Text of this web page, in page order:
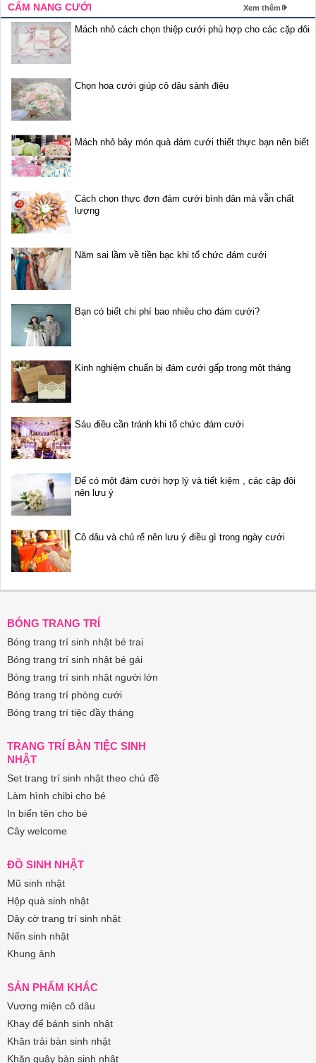
CẨM NANG CƯỚI Xem thêm
Mách nhỏ cách chọn thiệp cưới phù hợp cho các cặp đôi
Chọn hoa cưới giúp cô dâu sành điệu
Mách nhỏ bảy món quà đám cưới thiết thực bạn nên biết
Cách chọn thực đơn đám cưới bình dân mà vẫn chất
lượng
Năm sai lầm về tiền bạc khi tổ chức đám cưới
Bạn có biết chi phí bao nhiêu cho đám cưới?
Kinh nghiệm chuẩn bị đám cưới gấp trong một tháng
Sáu điều cần tránh khi tổ chức đám cưới
Để có một đám cưới hợp lý và tiết kiệm , các cặp đôi
nên lưu ý
Cô dâu và chú rể nên lưu ý điều gì trong ngày cưới
BÓNG TRANG TRÍ
Bóng trang trí sinh nhật bé trai
Bóng trang trí sinh nhật bé gái
Bóng trang trí sinh nhật người lớn
Bóng trang trí phòng cưới
Bóng trang trí tiệc đầy tháng
TRANG TRÍ BÀN TIỆC SINH
NHẬT
Set trang trí sinh nhật theo chủ đề
Làm hình chibi cho bé
In biển tên cho bé
Cây welcome
ĐỒ SINH NHẬT
Mũ sinh nhật
Hộp quà sinh nhật
Dây cờ trang trí sinh nhật
Nến sinh nhật
Khung ảnh
SẢN PHẨM KHÁC
Vương miện cô dâu
Khay để bánh sinh nhật
Khăn trải bàn sinh nhật
Khăn quây bàn sinh nhật